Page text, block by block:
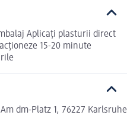
Aplicați plasturii direct
15-20 minute
dm-Platz 1, 76227 Karlsruhe